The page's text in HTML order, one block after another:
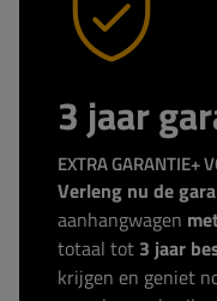
3 jaar
EXTRA GARANTIE+
Verleng nu de
aanhangwagen
totaal tot 3 jaar
krijgen en geniet